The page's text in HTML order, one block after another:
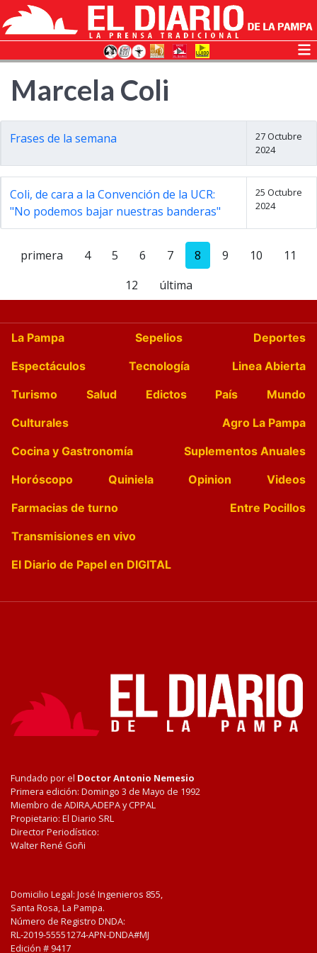
Marcela Coli
Frases de la semana
27 Octubre
2024
Coli, de cara a la Convención de la UCR:
"No podemos bajar nuestras banderas"
25 Octubre
2024
primera 4 5 6 7 8 9 10
11
12
última
La Pampa Sepelios
Deportes
Espectáculos
Tecnología
Linea Abierta
Turismo
Salud Edictos País
Mundo
Culturales
Agro La Pampa
Cocina y Gastronomía
Suplementos Anuales
Horóscopo
Quiniela Opinion
Videos
Farmacias de turno
Entre Pocillos
Transmisiones en vivo
El Diario de Papel en DIGITAL
Fundado por el Doctor Antonio Nemesio
Primera edición: Domingo 3 de Mayo de 1992
Miembro de ADIRA,ADEPA y CPPAL
Propietario: El Diario SRL
Director Periodístico:
Walter René Goñi
Domicilio Legal: José Ingenieros 855,
Santa Rosa, La Pampa.
Número de Registro DNDA:
RL-2019-55551274-APN-DNDA#MJ
Edición # 9417